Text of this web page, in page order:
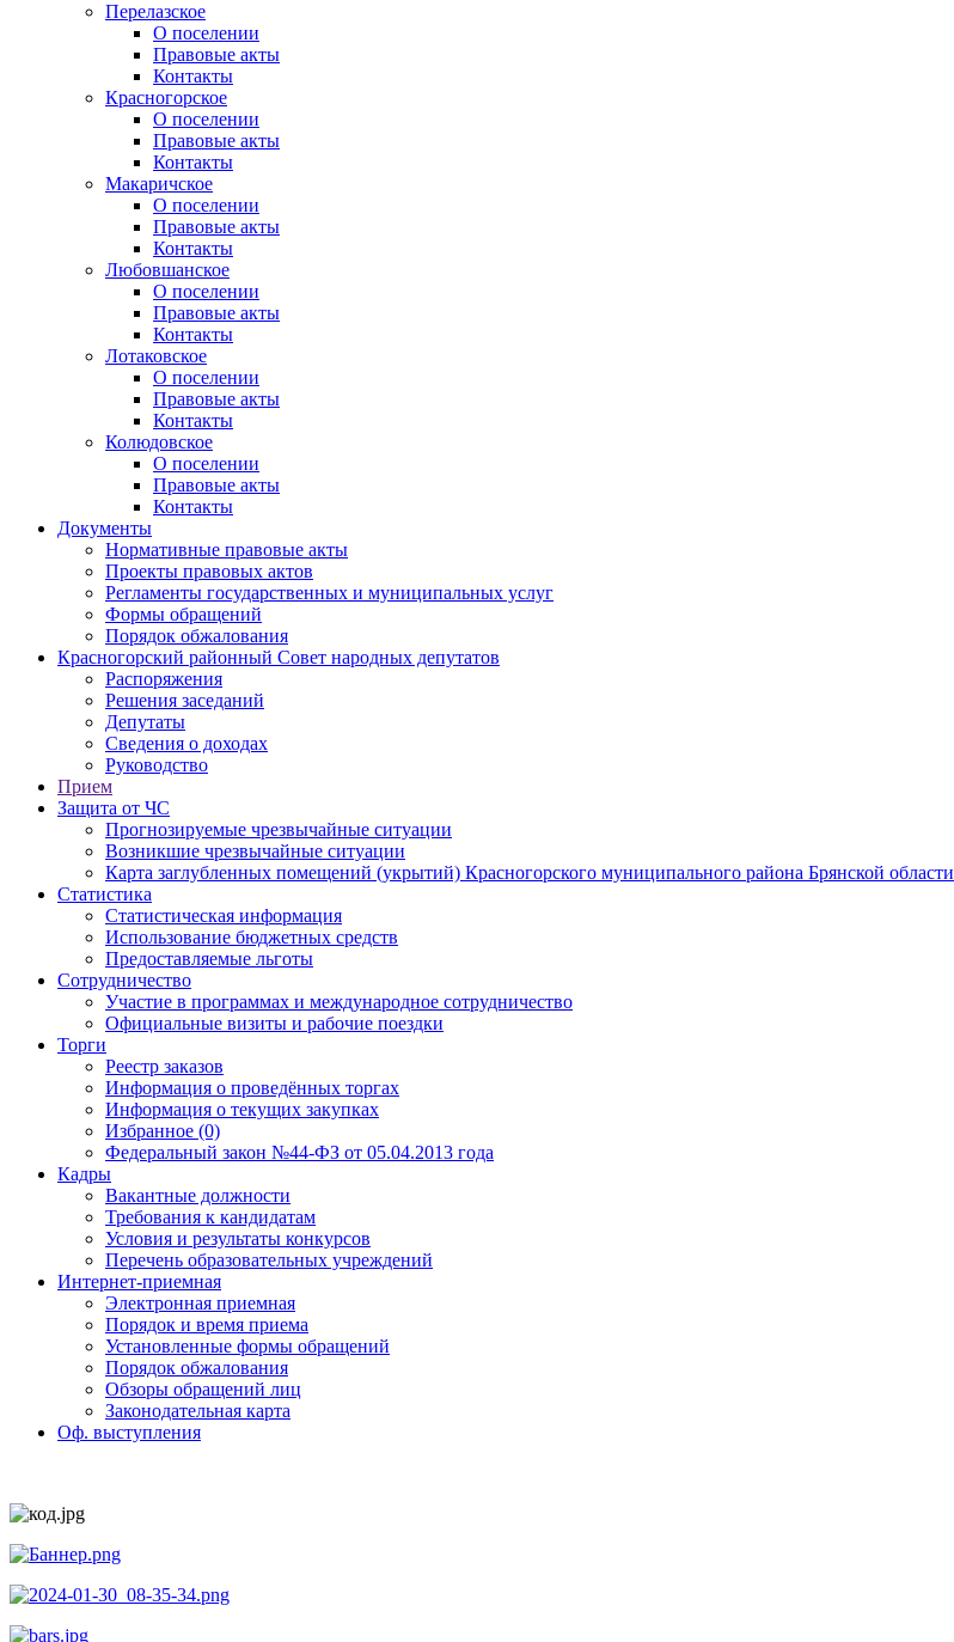
Перелазское
О поселении
Правовые акты
Контакты
Красногорское
О поселении
Правовые акты
Контакты
Макаричское
О поселении
Правовые акты
Контакты
Любовшанское
О поселении
Правовые акты
Контакты
Лотаковское
О поселении
Правовые акты
Контакты
Колюдовское
О поселении
Правовые акты
Контакты
Документы
Нормативные правовые акты
Проекты правовых актов
Регламенты государственных и муниципальных услуг
Формы обращений
Порядок обжалования
Красногорский районный Совет народных депутатов
Распоряжения
Решения заседаний
Депутаты
Сведения о доходах
Руководство
Прием
Защита от ЧС
Прогнозируемые чрезвычайные ситуации
Возникшие чрезвычайные ситуации
Карта заглубленных помещений (укрытий) Красногорского муниципального района Брянской области
Статистика
Статистическая информация
Использование бюджетных средств
Предоставляемые льготы
Сотрудничество
Участие в программах и международное сотрудничество
Официальные визиты и рабочие поездки
Торги
Реестр заказов
Информация о проведённых торгах
Информация о текущих закупках
Избранное (0)
Федеральный закон №44-ФЗ от 05.04.2013 года
Кадры
Вакантные должности
Требования к кандидатам
Условия и результаты конкурсов
Перечень образовательных учреждений
Интернет-приемная
Электронная приемная
Порядок и время приема
Установленные формы обращений
Порядок обжалования
Обзоры обращений лиц
Законодательная карта
Оф. выступления